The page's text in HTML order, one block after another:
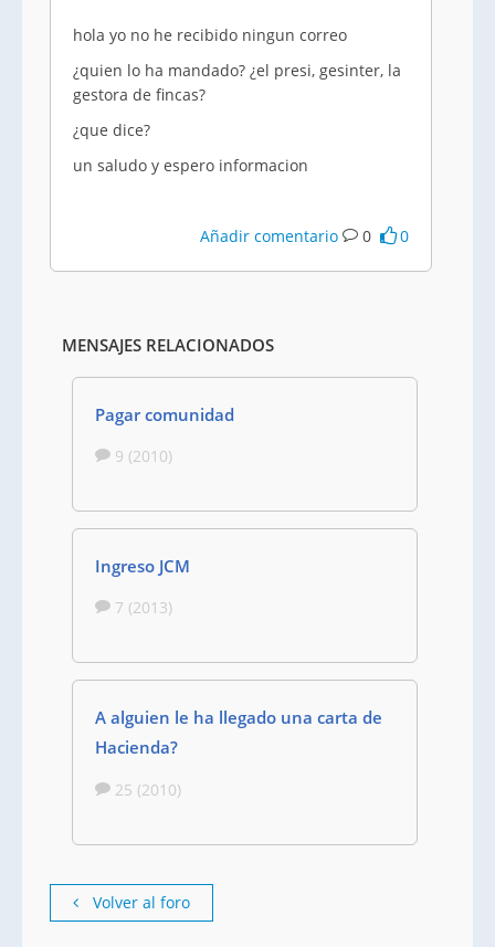
hola yo no he recibido ningun correo
¿quien lo ha mandado? ¿el presi, gesinter, la
gestora de fincas?
¿que dice?
un saludo y espero informacion
Añadir comentario 0 0
MENSAJES RELACIONADOS
Pagar comunidad
9 (2010)
Ingreso JCM
7 (2013)
A alguien le ha llegado una carta de
Hacienda?
25 (2010)
Volver al foro